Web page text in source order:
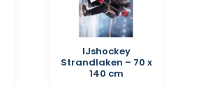
IJshockey
Strandlaken – 70 x
140 cm